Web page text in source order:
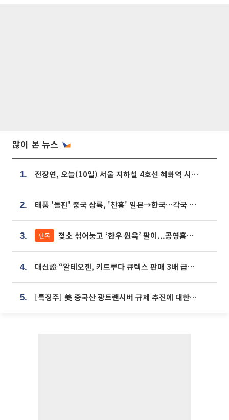
많이 본 뉴스
1. 전장연, 오늘(10일) 서울 지하철 4호선 혜화역 시위…1호선 용산역 무정차
2. 태풍 '돌핀' 중국 상륙, '찬홈' 일본→한국…각국 기상청 예상 경로는?
3. 단독 젖소 섞어놓고 ‘한우 원육’ 팔이...공영홈쇼핑 표기·검증 구멍
4. 대신證 “알테오젠, 키트루다 큐렉스 판매 3배 급증…목표가 41만원 상향”
5. [특징주] 美 중국산 광트랜시버 규제 추진에 대한광통신 등 광통신株 강세